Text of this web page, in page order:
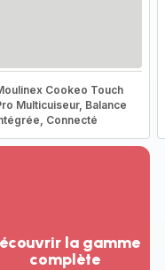
Cookeo Touch
Multicuiseur, Balance
Connecté
la gamme
complète